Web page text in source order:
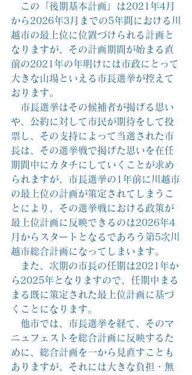
この「後期基本計画」は2021年4月
から2026年3月までの5年間における川
越市の最上位に位置づけられる計画と
なりますが、その計画期間が始まる直
前の2021年の年明けには市政にとって
大きな山場といえる市長選挙が控えて
おります。
市長選挙はその候補者が掲げる思い
や、公約に対して市民が期待をして投
票し、その支持によって当選された市
長は、その選挙戦で掲げた思いを在任
期間中にカタチにしていくことが求め
られますが、市長選挙の1年前に川越市
の最上位の計画が策定されてしまうこ
とにより、その選挙戦における政策が
最上位計画に反映できるのは2026年4
月からスタートとなるであろう第5次川
越市総合計画になってしまいます。
また、次期の市長の任期は2021年か
ら2025年となりますので、任期中まる
まる既に策定された最上位計画に基づ
くことになります。
他市では、市長選挙を経て、そのマ
ニュフェストを総合計画に反映するた
めに、総合計画を一から見直すことも
ありますが、それには大きな負担・無